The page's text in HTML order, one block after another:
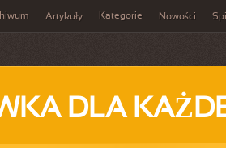
Artykuły Kategorie Nowości
DLA